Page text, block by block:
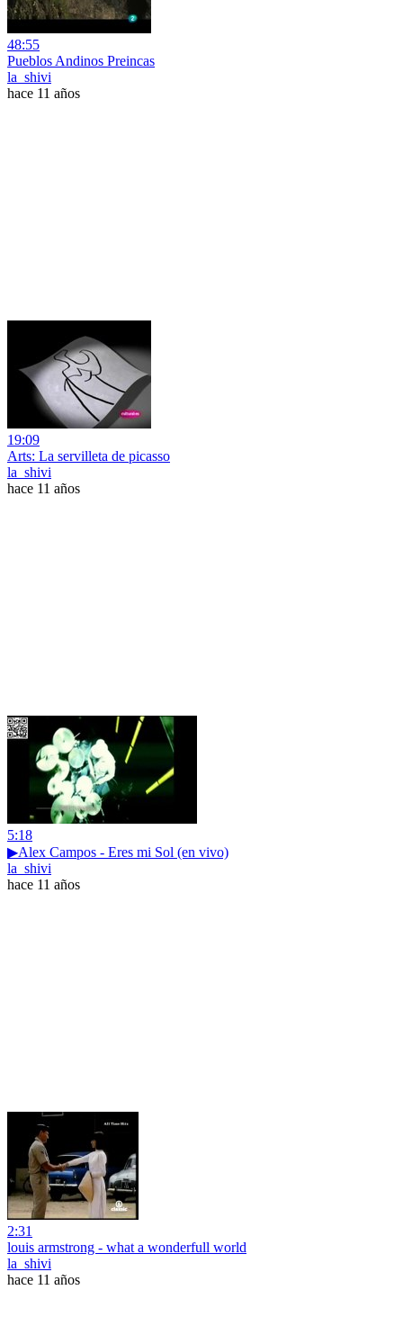
48:55
Pueblos Andinos Preincas
la_shivi
hace 11 años
19:09
Arts: La servilleta de picasso
la_shivi
hace 11 años
5:18
▶Alex Campos - Eres mi Sol (en vivo)
la_shivi
hace 11 años
2:31
louis armstrong - what a wonderfull world
la_shivi
hace 11 años